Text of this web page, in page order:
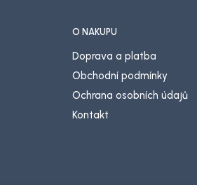
O NÁKUPU
Doprava a platba
Obchodní podmínky
Ochrana osobních údajů
Kontakt